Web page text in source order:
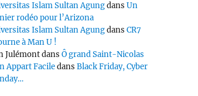
Islam Sultan AgungdansUn
rodéo pour l’Arizona
Islam Sultan AgungdansCR7
à Man U !
JulémontdansÔ grand Saint-Nicolas
Appart FaciledansBlack Friday, Cyber